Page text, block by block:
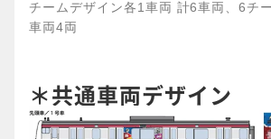
チームデザイン各1車両 計6車両、6チ
車両4両
＊共通車両デザイン